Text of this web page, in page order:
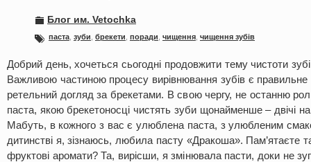
Блог им. Vetochka
паста зуби брекети поради чищення чищення зубів
Добрий день, хочеться сьогодні продовжити тему чистоти
Важливою частиною процесу вирівнювання зубів є правильне
ретельний догляд за брекетами. В свою чергу, не останню
паста, якою брекетоносці чистять зуби щонайменше – двічі
Мабуть, в кожного з вас є улюблена паста, з улюбленим
дитинстві я, зізнаюсь, любила пасту «Дракоша». Пам’ятаєте
фруктові аромати? Та, вирісши, я змінювала пасти, доки не